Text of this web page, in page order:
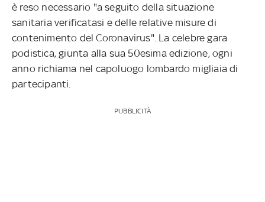
è reso necessario "a seguito della situazione
sanitaria verificatasi e delle relative misure di
contenimento del Coronavirus". La celebre gara
podistica, giunta alla sua 50esima edizione, ogni
anno richiama nel capoluogo lombardo migliaia di
partecipanti.
PUBBLICITÀ